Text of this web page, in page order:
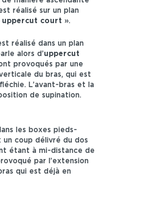
réalisé sur un plan
uppercut court ».
réalisé dans un plan
alors d’uppercut
provoqués par une
du bras, qui est
L’avant-bras et la
de supination.
les boxes pieds-
coup délivré du dos
étant à mi-distance de
par l’extension
qui est déjà en